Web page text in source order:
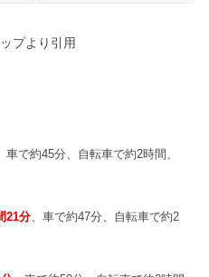
プより引用
車で約45分、自転車で約2時間、
21分、車で約47分、自転車で約2